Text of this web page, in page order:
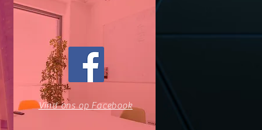
Vind ons op Facebook